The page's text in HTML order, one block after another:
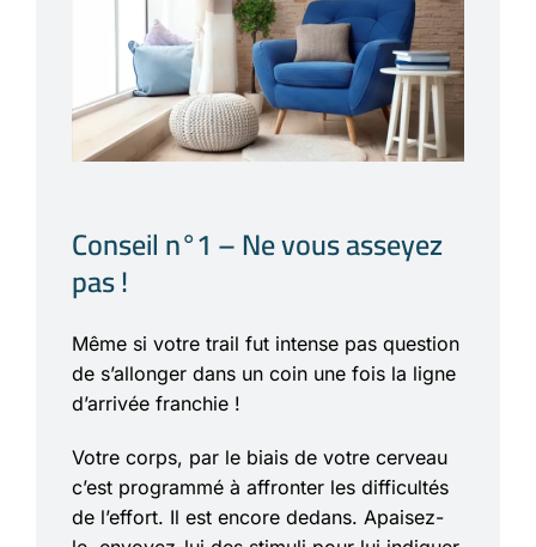
Conseil n°1 – Ne vous asseyez
pas !
Même si votre trail fut intense pas question
de s’allonger dans un coin une fois la ligne
d’arrivée franchie !
Votre corps, par le biais de votre cerveau
c’est programmé à affronter les difficultés
de l’effort. Il est encore dedans. Apaisez-